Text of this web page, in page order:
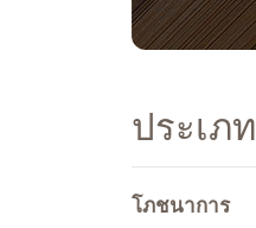
ประเภท
โภชนาการ